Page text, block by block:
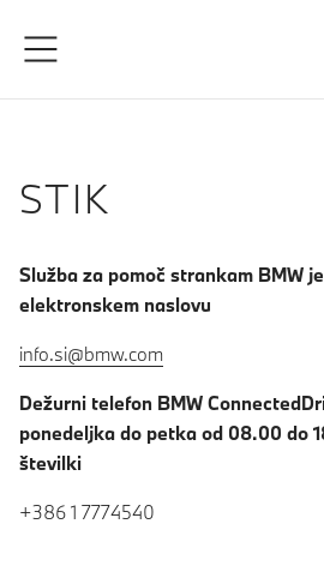
STIK
Služba za pomoč strankam BMW
elektronskem naslovu
info.si@bmw.com
Dežurni telefon BMW
ponedeljka do petka od 08.00 do
številki
+386 1 7774540